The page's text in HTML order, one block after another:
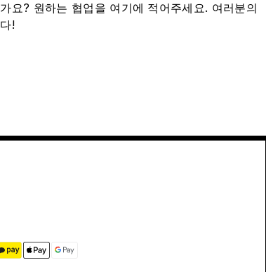
요? 원하는 협업을 여기에 적어주세요. 여러분의
!